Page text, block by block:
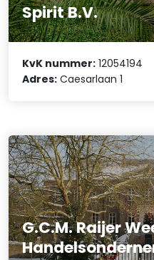
Spirit B.V.
KvK nummer: 12054194
Adres: Caesarlaan 1
G.C.M. Raijer